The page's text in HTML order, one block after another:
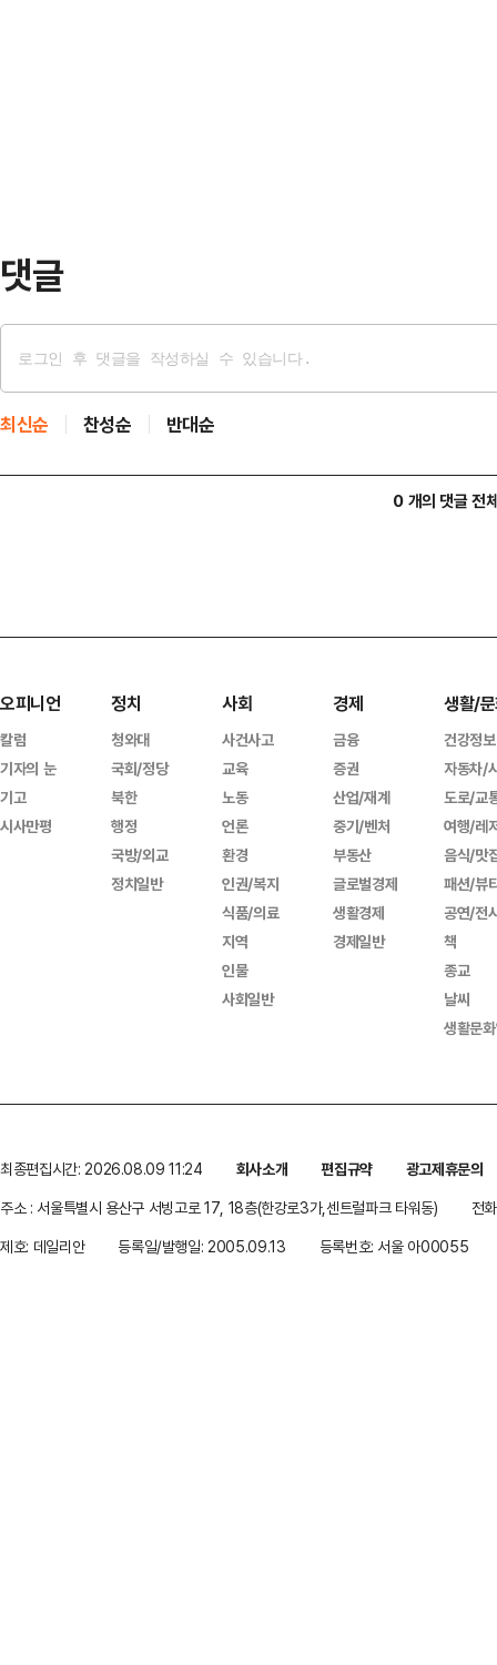
댓글
최신순 찬성순 반대순
0 개의 댓글 전
오피니언
칼럼
기자의 눈
기고
시사만평
정치
청와대
국회/정당
북한
행정
국방/외교
정치일반
사회
사건사고
교육
노동
언론
환경
인권/복지
식품/의료
지역
인물
사회일반
경제
금융
증권
산업/재계
중기/벤처
부동산
글로벌경제
생활경제
경제일반
생활/
건강정보
자동차/
도로/교
여행/레
음식/맛
패션/뷰
공연/전
책
종교
날씨
생활문
최종편집시간: 2026.08.09 11:24 회사소개 편집규약
광고제휴문의
주소 : 서울특별시 용산구 서빙고로 17, 18층(한강로3가,센트럴파크 타워동)
전
제호: 데일리안
등록일/발행일: 2005.09.13 등록번호: 서울 아00055